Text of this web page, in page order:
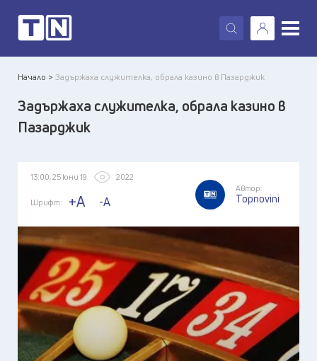
X
Начало >Задържаха служителка, обрала казино в Пазарджик
Задържаха служителка, обрала казино в
Пазарджик
13:00, 25 юни 19 2022
Шрифт: +A -A
Автор:
Topnovini